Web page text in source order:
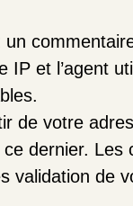
un
IP et l’agent
de votre
dernier.
validation de